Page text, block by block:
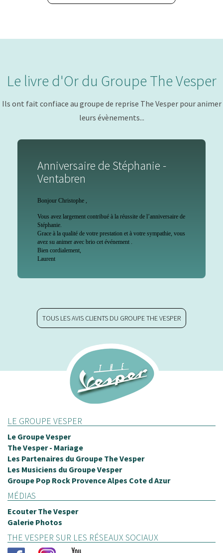
Le livre d'Or du Groupe The Vesper
Ils ont fait confiace au groupe de reprise The Vesper pour animer
leurs évènements...
Anniversaire de Stéphanie -
Ventabren
Bonjour Christophe ,
Vous avez largement contribué à la réussite de l’anniversaire de
Stéphanie.
Grace à la qualité de votre prestation et à votre sympathie, vous
avez su animer avec brio cet événement .
Bien cordialement,
Laurent
TOUS LES AVIS CLIENTS DU GROUPE THE VESPER
LE GROUPE VESPER
Le Groupe Vesper
The Vesper - Mariage
Les Partenaires du Groupe The Vesper
Les Musiciens du Groupe Vesper
Groupe Pop Rock Provence Alpes Cote d Azur
MÉDIAS
Ecouter The Vesper
Galerie Photos
THE VESPER SUR LES RÉSEAUX SOCIAUX